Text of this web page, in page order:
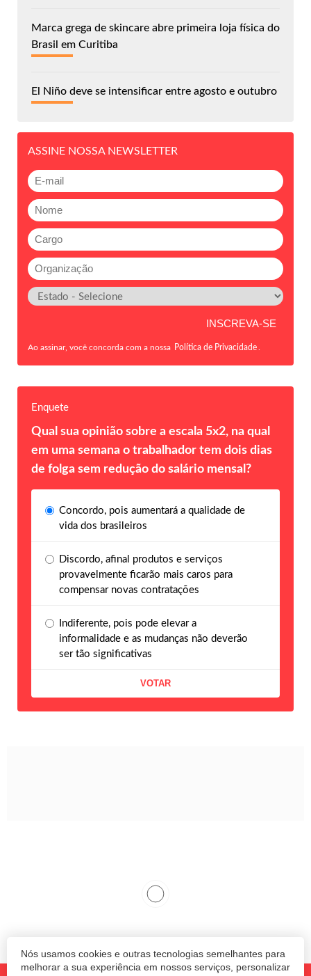
Nós usamos cookies e outras tecnologias semelhantes para
melhorar a sua experiência em nossos serviços, personalizar
Marca grega de skincare abre primeira loja física do
Brasil em Curitiba
El Niño deve se intensificar entre agosto e outubro
ASSINE NOSSA NEWSLETTER
Ao assinar, você concorda com a nossa Política de Privacidade
Enquete
Qual sua opinião sobre a escala 5x2, na qual
em uma semana o trabalhador tem dois dias
de folga sem redução do salário mensal?
Concordo, pois aumentará a qualidade de
vida dos brasileiros
Discordo, afinal produtos e serviços
provavelmente ficarão mais caros para
compensar novas contratações
Indiferente, pois pode elevar a
informalidade e as mudanças não deverão
ser tão significativas